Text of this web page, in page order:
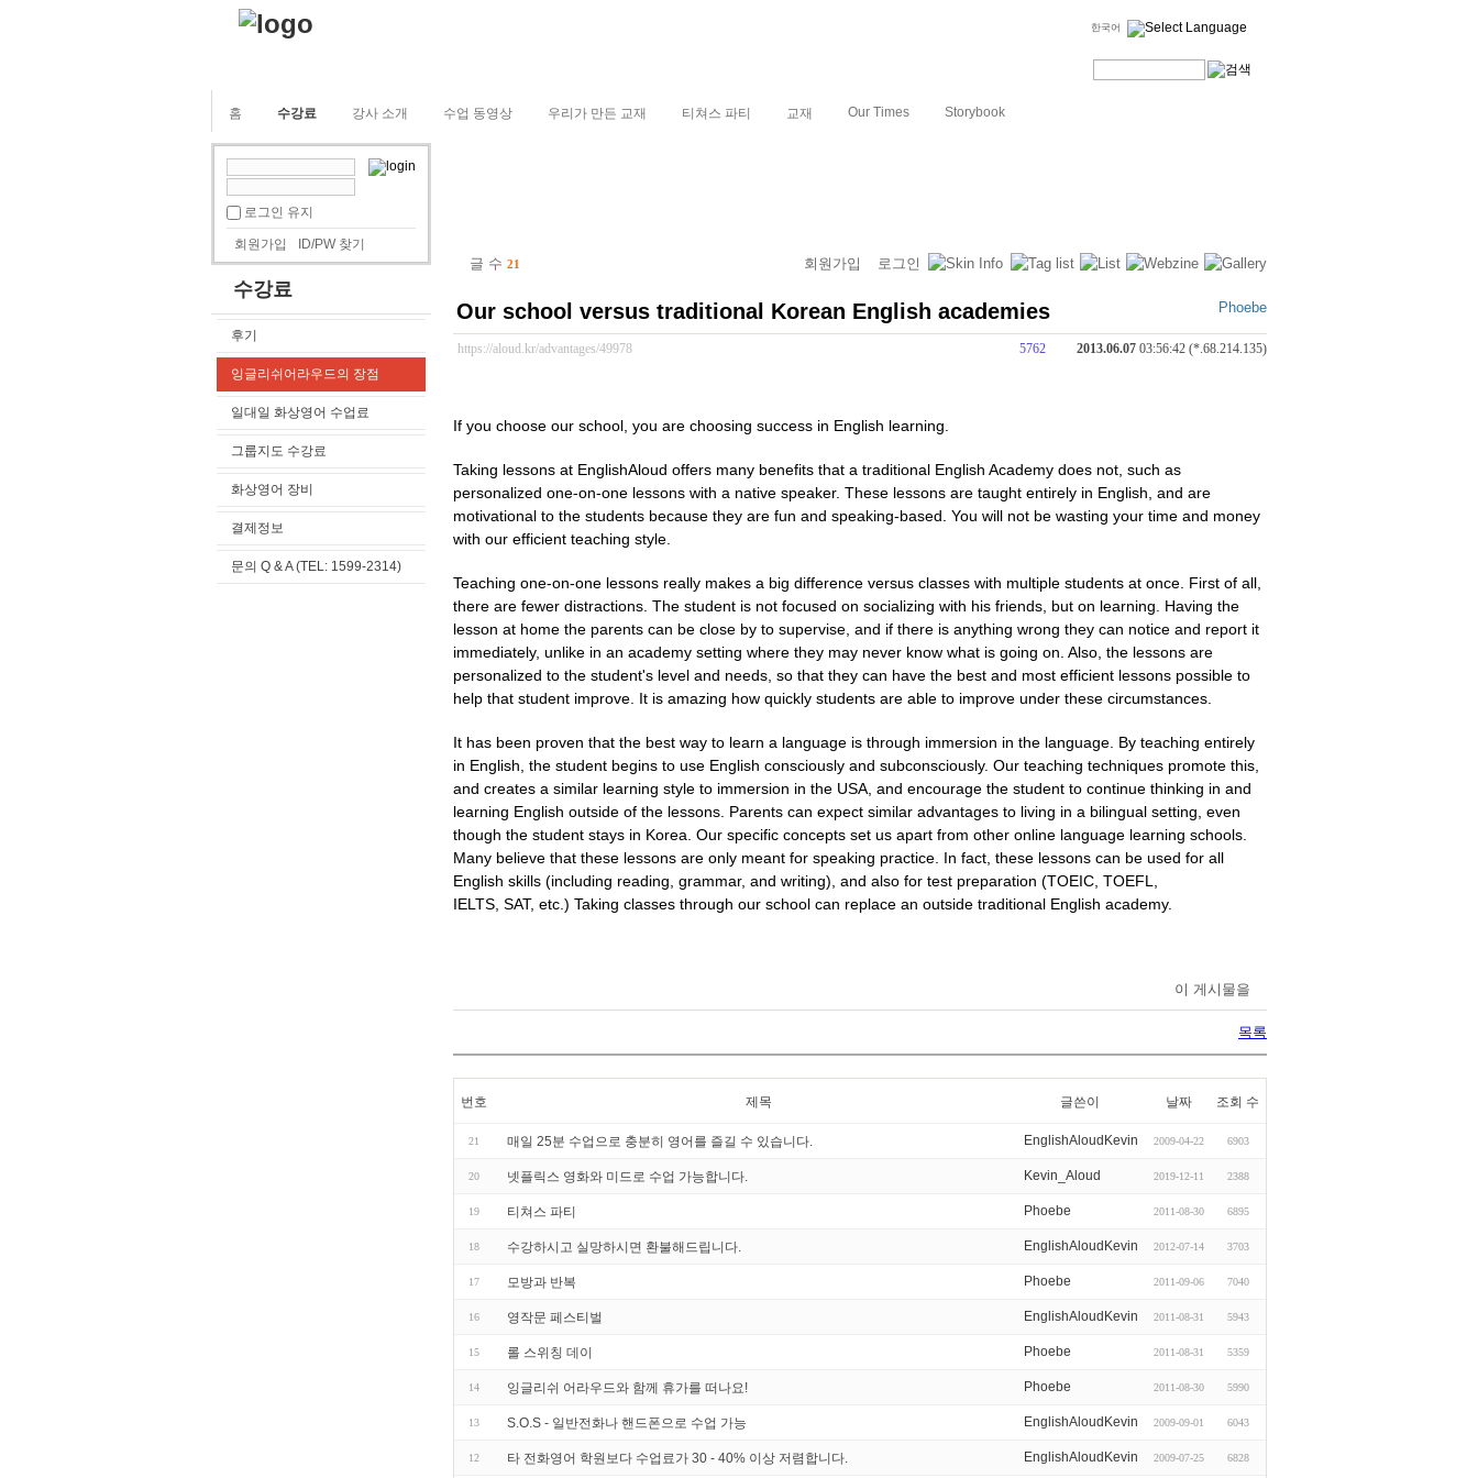
한국어
홈 수강료 강사 소개 수업 동영상 우리가 만든 교재 티쳐스 파티 교재 Our Times Storybook
로그인 유지
회원가입 ID/PW 찾기
수강료
후기
잉글리쉬어라우드의 장점
일대일 화상영어 수업료
그룹지도 수강료
화상영어 장비
결제정보
문의 Q & A (TEL: 1599-2314)
글 수 21 회원가입 로그인
Our school versus traditional Korean English academies Phoebe
https://aloud.kr/advantages/49978 2013.06.07 03:56:42 (*.68.214.135)
5762
If you choose our school, you are choosing success in English learning.
Taking lessons at EnglishAloud offers many benefits that a traditional English Academy does not, such as
personalized one-on-one lessons with a native speaker. These lessons are taught entirely in English, and are
motivational to the students because they are fun and speaking-based. You will not be wasting your time and money
with our efficient teaching style.
Teaching one-on-one lessons really makes a big difference versus classes with multiple students at once. First of all,
there are fewer distractions. The student is not focused on socializing with his friends, but on learning. Having the
lesson at home the parents can be close by to supervise, and if there is anything wrong they can notice and report it
immediately, unlike in an academy setting where they may never know what is going on. Also, the lessons are
personalized to the student's level and needs, so that they can have the best and most efficient lessons possible to
help that student improve. It is amazing how quickly students are able to improve under these circumstances.
It has been proven that the best way to learn a language is through immersion in the language. By teaching entirely
in English, the student begins to use English consciously and subconsciously. Our teaching techniques promote this,
and creates a similar learning style to immersion in the USA, and encourage the student to continue thinking in and
learning English outside of the lessons. Parents can expect similar advantages to living in a bilingual setting, even
though the student stays in Korea. Our specific concepts set us apart from other online language learning schools.
Many believe that these lessons are only meant for speaking practice. In fact, these lessons can be used for all
English skills (including reading, grammar, and writing), and also for test preparation (TOEIC, TOEFL,
IELTS, SAT, etc.) Taking classes through our school can replace an outside traditional English academy.
이 게시물을
목록
번호 제목 글쓴이 날짜 조회 수
21 매일 25분 수업으로 충분히 영어를 즐길 수 있습니다. EnglishAloudKevin 2009-04-22 6903
20 넷플릭스 영화와 미드로 수업 가능합니다. Kevin_Aloud 2019-12-11 2388
19 티쳐스 파티 Phoebe 2011-08-30 6895
18 수강하시고 실망하시면 환불해드립니다. EnglishAloudKevin 2012-07-14 3703
17 모방과 반복 Phoebe 2011-09-06 7040
16 영작문 페스티벌 EnglishAloudKevin 2011-08-31 5943
15 롤 스위칭 데이 Phoebe 2011-08-31 5359
14 잉글리쉬 어라우드와 함께 휴가를 떠나요! Phoebe 2011-08-30 5990
13 S.O.S - 일반전화나 핸드폰으로 수업 가능 EnglishAloudKevin 2009-09-01 6043
12 타 전화영어 학원보다 수업료가 30 - 40% 이상 저렴합니다. EnglishAloudKevin 2009-07-25 6828